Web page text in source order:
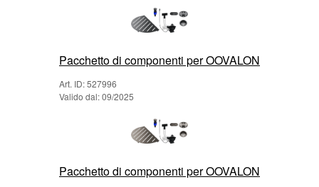
Pacchetto di componenti per OOVALON
Art. ID: 527996
Valido dal: 09/2025
Pacchetto di componenti per OOVALON